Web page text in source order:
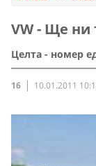
VW - Ще ни
Целта - номер
16 10.01.2011